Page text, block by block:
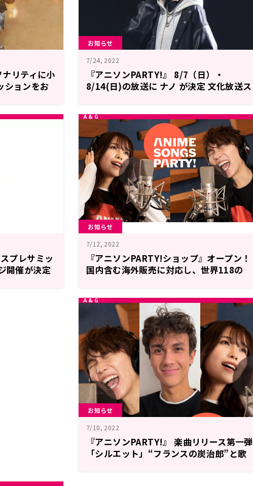
リティに小
ションをお
お知らせ
7/24, 2022
『アニソンPARTY!』 8/7（日）・
8/14(日)の放送に ナノ が決定 文化放送ス
プレサミッ
開催が決定
お知らせ
7/12, 2022
『アニソンPARTY!ショップ』オープン！
国内含む海外販売に対応し、世界118の
お知らせ
7/10, 2022
『アニソンPARTY!』 楽曲リリース第一弾
「シルエット」“フランスの炭治郎”と歌